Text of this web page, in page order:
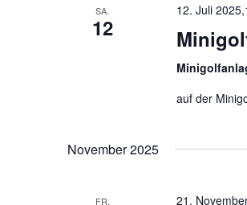
SA.
12
12. Juli
auf der
November 2025
FR. 21.